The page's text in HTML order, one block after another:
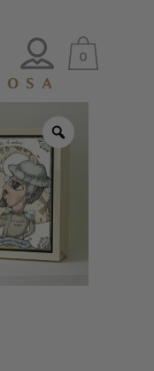
0